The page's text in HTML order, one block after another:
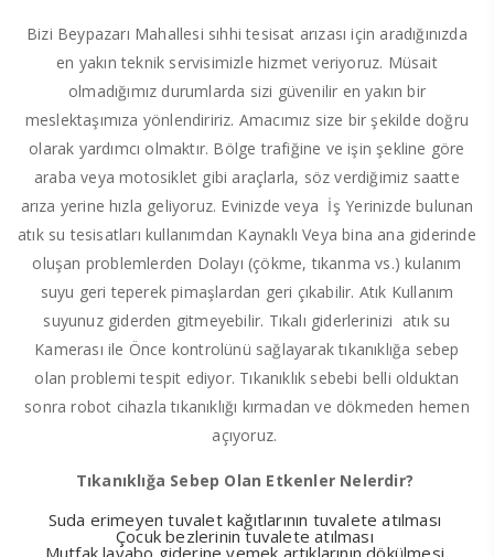
Bizi Beypazarı Mahallesi sıhhi tesisat arızası için aradığınızda
en yakın teknik servisimizle hizmet veriyoruz. Müsait
olmadığımız durumlarda sizi güvenilir en yakın bir
meslektaşımıza yönlendiririz. Amacımız size bir şekilde doğru
olarak yardımcı olmaktır. Bölge trafiğine ve işin şekline göre
araba veya motosiklet gibi araçlarla, söz verdiğimiz saatte
arıza yerine hızla geliyoruz. Evinizde veya İş Yerinizde bulunan
atık su tesisatları kullanımdan Kaynaklı Veya bina ana giderinde
oluşan problemlerden Dolayı (çökme, tıkanma vs.) kulanım
suyu geri teperek pimaşlardan geri çıkabilir. Atık Kullanım
suyunuz giderden gitmeyebilir. Tıkalı giderlerinizi atık su
Kamerası ile Önce kontrolünü sağlayarak tıkanıklığa sebep
olan problemi tespit ediyor. Tıkanıklık sebebi belli olduktan
sonra robot cihazla tıkanıklığı kırmadan ve dökmeden hemen
açıyoruz.
Tıkanıklığa Sebep Olan Etkenler Nelerdir?
Suda erimeyen tuvalet kağıtlarının tuvalete atılması
Çocuk bezlerinin tuvalete atılması
Mutfak lavabo giderine yemek artıklarının dökülmesi